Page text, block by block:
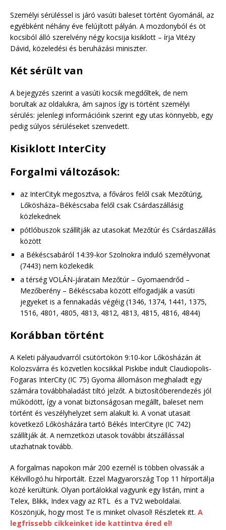
Személyi sérüléssel is járó vasúti baleset történt Gyománál, az
egyébként néhány éve felújított pályán. A mozdonyból és öt
kocsiból álló szerelvény négy kocsija kisiklott – írja Vitézy
Dávid, közeledési és beruházási miniszter.
Két sérült van
A bejegyzés szerint a vasúti kocsik megdőltek, de nem
borultak az oldalukra, ám sajnos így is történt személyi
sérülés: jelenlegi információink szerint egy utas könnyebb, egy
pedig súlyos sérüléseket szenvedett.
Kisiklott InterCity
Forgalmi változások:
az InterCityk megosztva, a főváros felől csak Mezőtúrig,
Lőkösháza–Békéscsaba felől csak Csárdaszállásig
közlekednek
pótlóbuszok szállítják az utasokat Mezőtúr és Csárdaszállás
között
a Békéscsabáról 14:39-kor Szolnokra induló személyvonat
(7443) nem közlekedik
a térség VOLÁN-járatain Mezőtúr – Gyomaendrőd –
Mezőberény – Békéscsaba között elfogadják a vasúti
jegyeket is a fennakadás végéig (1346, 1374, 1441, 1375,
1516, 4801, 4805, 4813, 4812, 4813, 4815, 4816, 4844)
Korábban történt
A Keleti pályaudvarról csütörtökön 9:10-kor Lőkösházán át
Kolozsvárra és közvetlen kocsikkal Piskibe indult Claudiopolis-
Fogaras InterCity (IC 75) Gyoma állomáson meghaladt egy
számára továbbhaladást tiltó jelzőt. A biztosítóberendezés jól
működött, így a vonat biztonságosan megállt, baleset nem
történt és veszélyhelyzet sem alakult ki. A vonat utasait
következő Lőkösházára tartó Békés InterCityre (IC 742)
szállítják át. A nemzetközi utasok további átszállással
utazhatnak tovább.
A forgalmas napokon már 200 ezernél is többen olvassák a
Kékvillogó.hu hírportált. Ezzel Magyarország Top 11 hírportálja
közé kerültünk. Olyan portálokkal vagyunk egy listán, mint a
Telex, Blikk, Index vagy az RTL és a TV2 weboldalai.
Köszönjük, hogy most Te is minket olvasol! Részletek itt. A
legfrissebb cikkeinket ide kattintva éred el!